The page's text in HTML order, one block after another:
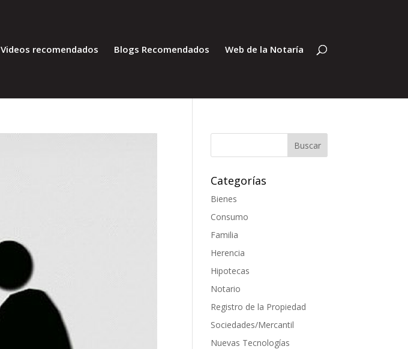
Videos recomendados Blogs Recomendados Web de la Notaría
Categorías
Bienes
Consumo
Familia
Herencia
Hipotecas
Notario
Registro de la Propiedad
Sociedades/Mercantil
Nuevas Tecnologías